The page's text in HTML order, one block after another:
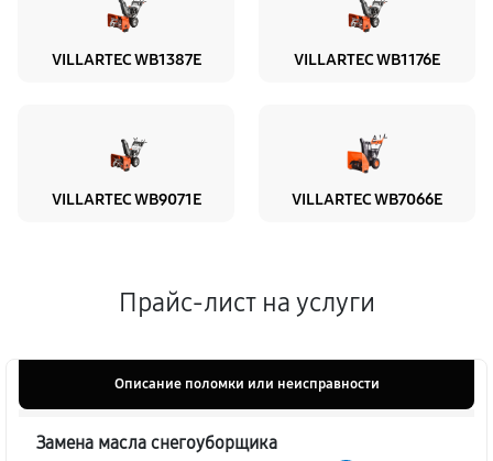
VILLARTEC WB1387E VILLARTEC WB1176E
VILLARTEC WB9071E VILLARTEC WB7066E
Прайс-лист на услуги
Описание поломки или неисправности
Замена масла снегоуборщика